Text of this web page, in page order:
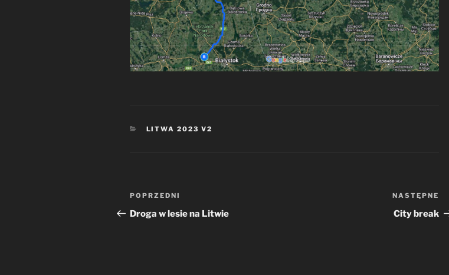
KATEGORIE
LITWA 2023 V2
Nawigacja
wpisu
Poprzedni
wpis
POPRZEDNI
Droga w lesie na Litwie
NASTĘPNE
City break